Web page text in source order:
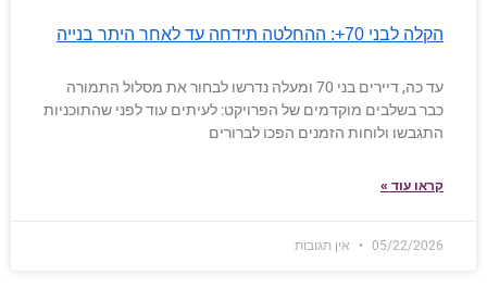
הקלה לבני 70+: ההחלטה תידחה עד לאחר היתר בנייה
עד כה, דיירים בני 70 ומעלה נדרשו לבחור את מסלול התמורה
כבר בשלבים מוקדמים של הפרויקט: לעיתים עוד לפני שהתוכניות
התגבשו ולוחות הזמנים הפכו לברורים
קראו עוד »
05/22/2026 אין תגובות